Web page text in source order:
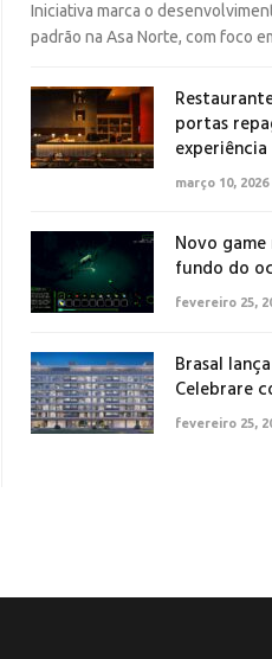
Iniciativa marca o
padrão na Asa Norte, com foco
portas
março 10, 2026
Novo
fundo do
fevereiro 25,
Brasal
Celebrare
fevereiro 25,